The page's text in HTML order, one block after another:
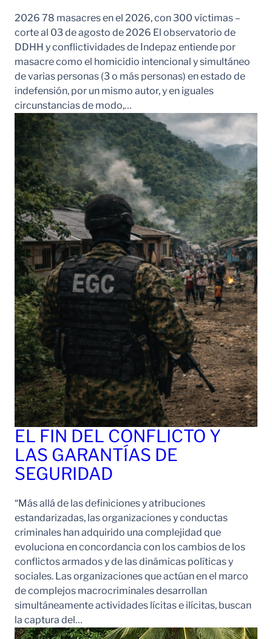
2026 78 masacres en el 2026, con 300 víctimas –
corte al 03 de agosto de 2026 El observatorio de
DDHH y conflictividades de Indepaz entiende por
masacre como el homicidio intencional y simultáneo
de varias personas (3 o más personas) en estado de
indefensión, por un mismo autor, y en iguales
circunstancias de modo,…
EL FIN DEL CONFLICTO Y
LAS GARANTÍAS DE
SEGURIDAD
“Más allá de las definiciones y atribuciones
estandarizadas, las organizaciones y conductas
criminales han adquirido una complejidad que
evoluciona en concordancia con los cambios de los
conflictos armados y de las dinámicas políticas y
sociales. Las organizaciones que actúan en el marco
de complejos macrocriminales desarrollan
simultáneamente actividades lícitas e ilícitas, buscan
la captura del…